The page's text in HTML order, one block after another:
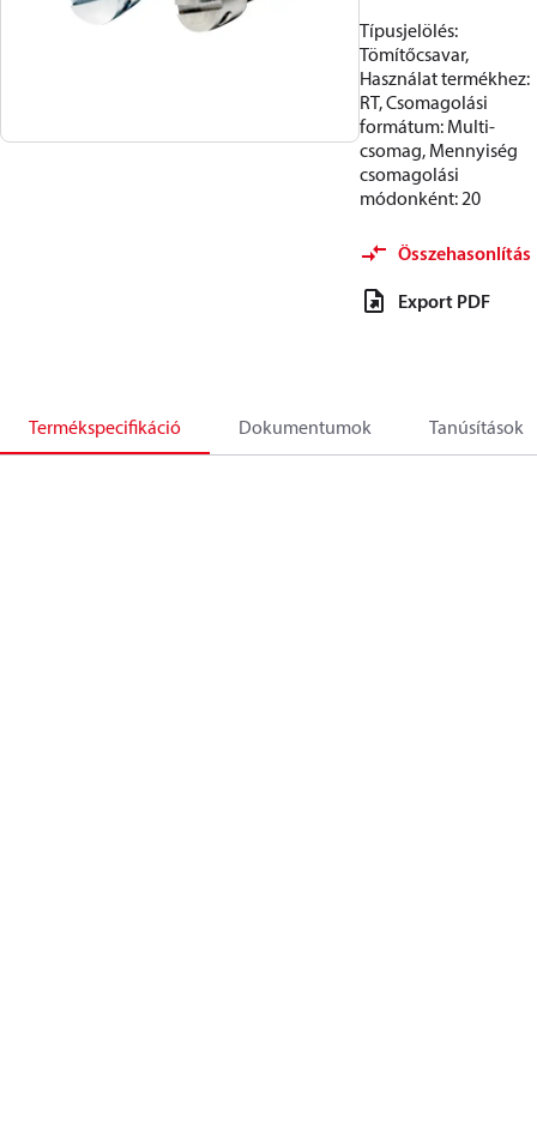
Típusjelölés:
Tömítőcsavar,
Használat termékhez:
RT, Csomagolási
formátum: Multi-
csomag, Mennyiség
csomagolási
módonként: 20
Összehasonlítás
Export PDF
Termékspecifikáció Dokumentumok Tanúsítások